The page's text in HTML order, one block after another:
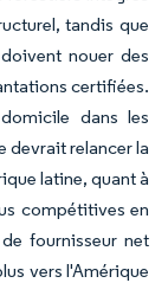
tandis que
nouer des
certifiées.
dans les
devrait relancer la
latine, quant à
compétitives en
fournisseur net
vers l'Amérique